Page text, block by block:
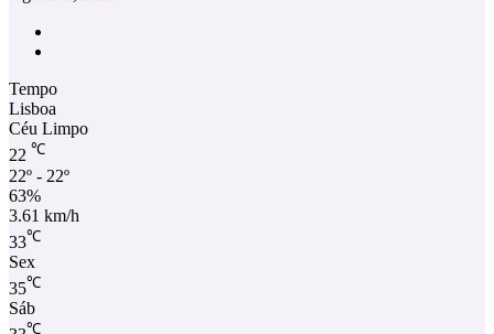
Tempo
Lisboa
Céu Limpo
22 ℃
22º - 22º
63%
3.61 km/h
33℃
Sex
35℃
Sáb
℃